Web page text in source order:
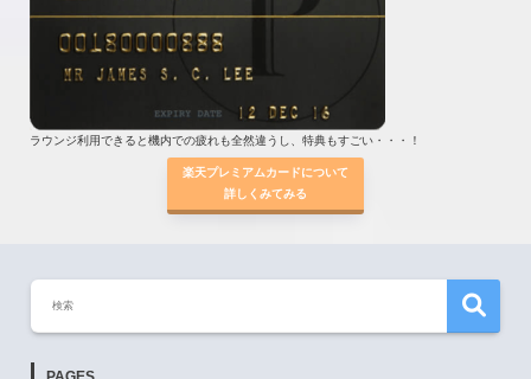
ラウンジ利用できると機内での疲れも全然違うし、特典もすごい・・・！
楽天プレミアムカードについて
詳しくみてみる